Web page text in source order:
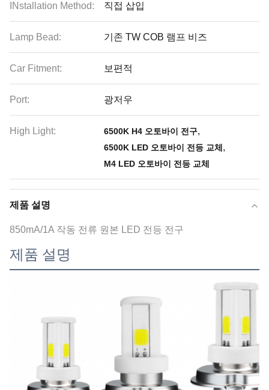
INstallation Method: 직접 삽입
Lamp Bead: 기존 TW COB 램프 비즈
Car Fitment: 보편적
Port: 광저우
High Light: 6500K H4 오토바이 전구,
6500K LED 오토바이 전등 교체 ,
M4 LED 오토바이 전등 교체
제품 설명
850mA/1A 작동 전류 원본 LED 전등 전구
제품 설명